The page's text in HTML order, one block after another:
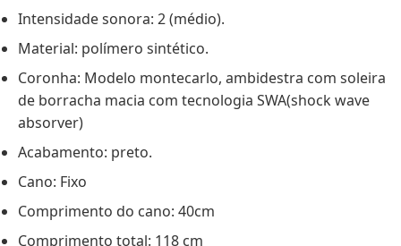
Intensidade sonora: 2 (médio).
Material: polímero sintético.
Coronha: Modelo montecarlo, ambidestra com soleira
de borracha macia com tecnologia SWA(shock wave
absorver)
Acabamento: preto.
Cano: Fixo
Comprimento do cano: 40cm
Comprimento total: 118 cm